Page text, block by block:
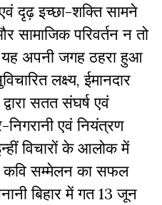
दृढ़ इच्छा-शक्ति सामने
परिवर्तन न तो
यह अपनी जगह ठहरा हुआ
लक्ष्य, ईमानदार
सतत संघर्ष एवं
एवं नियंत्रण
विचारों के आलोक में
कवि सम्मेलन का सफल
बिहार में गत 13 जून